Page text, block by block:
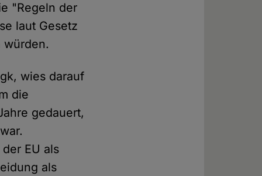
"Regeln der
laut Gesetz
wies darauf
die
gedauert,
EU als
als